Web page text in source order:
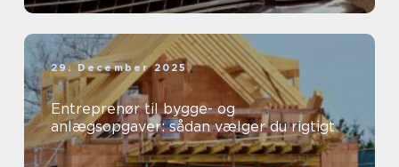
29. December 2025
Entreprenør til bygge- og
anlægsopgaver: sådan vælger du rigtigt